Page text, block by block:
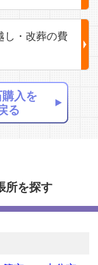
し・改葬の費
入を
る
所を探す